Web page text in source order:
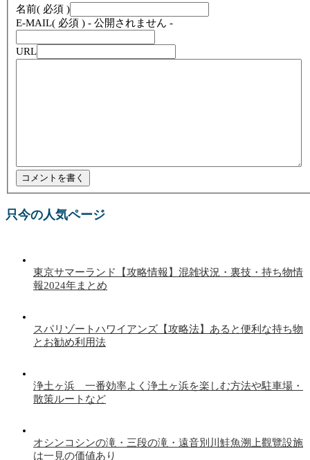
名前( 必須 )
E-MAIL( 必須 ) - 公開されません -
URL
只今の人気ページ
東京サマーランド【攻略情報】混雑状況・裏技・持ち物情
報2024年まとめ
スパリゾートハワイアンズ【攻略法】あると便利な持ち物
とお勧め利用法
浄土ヶ浜 一番効率よく浄土ヶ浜を楽しむ方法や駐車場・
散策ルートなど
オシンコシンの滝・三段の滝・遠音別川鮭魚溯上觀覽設施
は一見の価値あり